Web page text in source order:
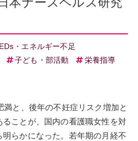
・エネルギー不足
子ども・部活動
栄養指導
満と、後年の不妊症リスク増加と
ことが、国内の看護職女性を対
らかになった。若年期の月経不